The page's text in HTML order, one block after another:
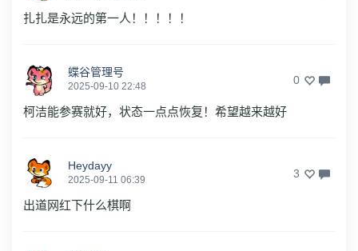
扎扎是永远的第一人！！！！！
蝶谷管理号
2025-09-10 22:48 0
柯洁能参赛就好，状态一点点恢复！希望越来越好
Heydayy
2025-09-11 06:39 3
出道网红下什么棋啊